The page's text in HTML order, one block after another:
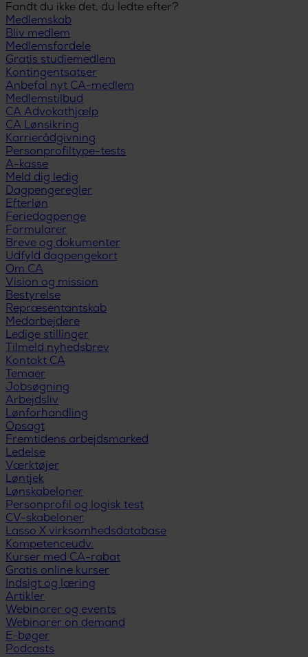
Fandt du ikke det, du ledte efter?
Medlemskab
Bliv medlem
Medlemsfordele
Gratis studiemedlem
Kontingentsatser
Anbefal nyt CA-medlem
Medlemstilbud
CA Advokathjælp
CA Lønsikring
Karrierådgivning
Personprofiltype-tests
A-kasse
Meld dig ledig
Dagpengeregler
Efterløn
Feriedagpenge
Formularer
Breve og dokumenter
Udfyld dagpengekort
Om CA
Vision og mission
Bestyrelse
Repræsentantskab
Medarbejdere
Ledige stillinger
Tilmeld nyhedsbrev
Kontakt CA
Temaer
Jobsøgning
Arbejdsliv
Lønforhandling
Opsagt
Fremtidens arbejdsmarked
Ledelse
Værktøjer
Løntjek
Lønskabeloner
Personprofil og logisk test
CV-skabeloner
Lasso X virksomhedsdatabase
Kompetenceudv.
Kurser med CA-rabat
Gratis online kurser
Indsigt og læring
Artikler
Webinarer og events
Webinarer on demand
E-bøger
Podcasts